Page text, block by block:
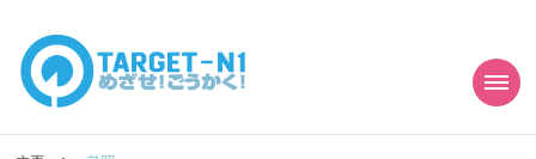
目標!!日本語能力試
勉強コンテンツも追加予定!!】